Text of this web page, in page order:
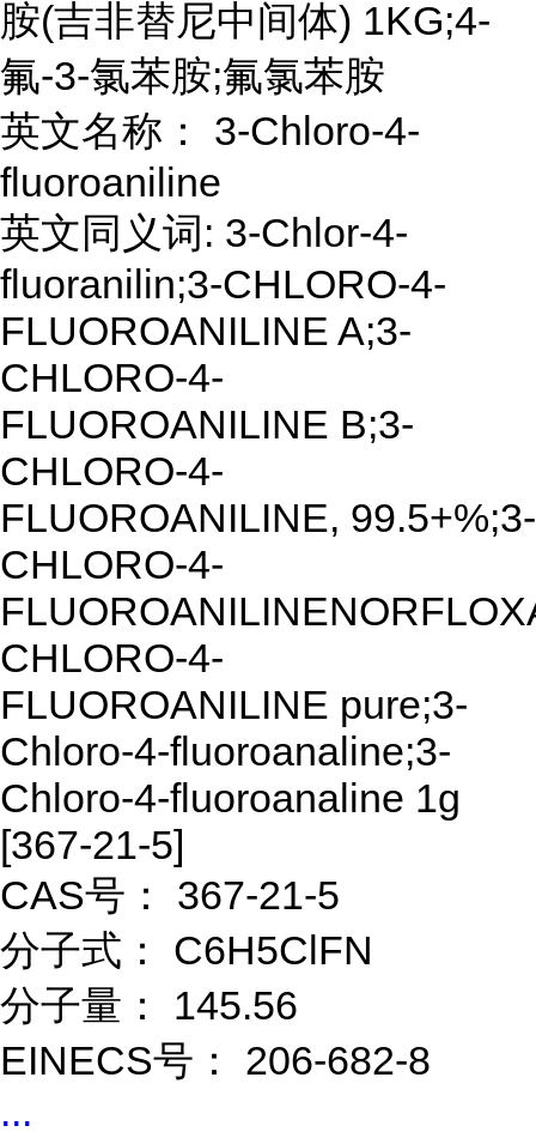
胺(吉非替尼中间体) 1KG;4-
氟-3-氯苯胺;氟氯苯胺
英文名称： 3-Chloro-4-
fluoroaniline
英文同义词: 3-Chlor-4-
fluoranilin;3-CHLORO-4-
FLUOROANILINE A;3-
CHLORO-4-
FLUOROANILINE B;3-
CHLORO-4-
FLUOROANILINE, 99.5+%;3-
CHLORO-4-
CHLORO-4-
FLUOROANILINE pure;3-
Chloro-4-fluoroanaline;3-
Chloro-4-fluoroanaline 1g
[367-21-5]
CAS号： 367-21-5
分子式： C6H5ClFN
分子量： 145.56
EINECS号： 206-682-8
...